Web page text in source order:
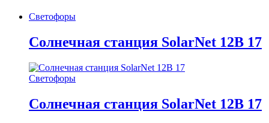
Светофоры
Солнечная станция SolarNet 12В 17
Светофоры
Солнечная станция SolarNet 12В 17